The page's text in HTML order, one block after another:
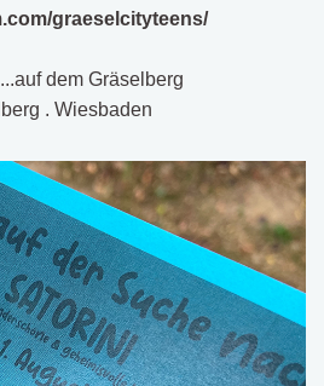
graeselcityteens/
...auf dem Gräselberg
. Wiesbaden